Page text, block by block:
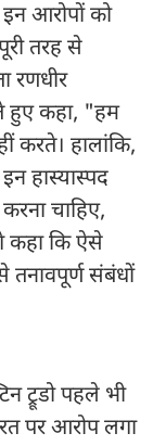
इन आरोपों को
तरह से
रणधीर
हुए कहा, "हम
करते। हालांकि,
हास्यास्पद
चाहिए,
कहा कि ऐसे
तनावपूर्ण संबंधों
ट्रूडो पहले भी
पर आरोप लगा